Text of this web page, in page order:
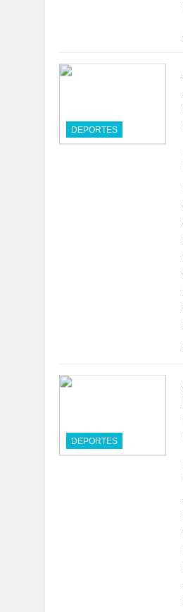
DEPORTES
DEPORTES